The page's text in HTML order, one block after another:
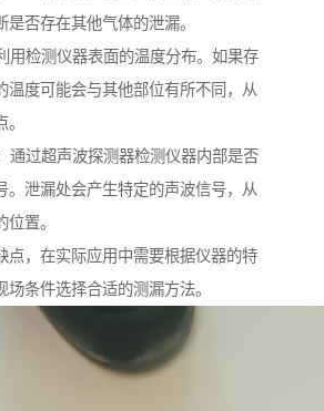
否存在其他气体的泄漏。
用检测仪器表面的温度分布。如果存
温度可能会与其他部位有所不同，从
通过超声波探测器检测仪器内部是否
。泄漏处会产生特定的声波信号，从
置。
点，在实际应用中需要根据仪器的特
场条件选择合适的测漏方法。